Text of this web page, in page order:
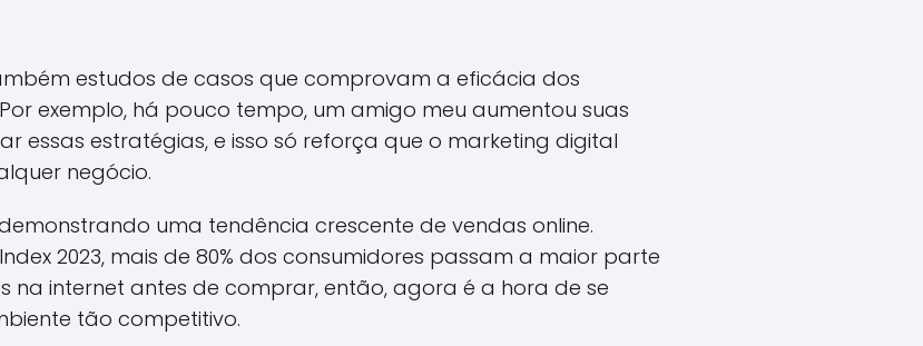
estudos de casos que comprovam a eficácia dos
exemplo, há pouco tempo, um amigo meu aumentou suas
essas estratégias, e isso só reforça que o marketing digital
negócio.
uma tendência crescente de vendas online.
2023, mais de 80% dos consumidores passam a maior parte
internet antes de comprar, então, agora é a hora de se
tão competitivo.